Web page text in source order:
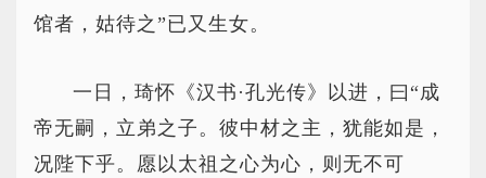
馆者，姑待之”已又生女。
一日，琦怀《汉书·孔光传》以进，曰“成
帝无嗣，立弟之子。彼中材之主，犹能如是，
况陛下乎。愿以太祖之心为心，则无不可